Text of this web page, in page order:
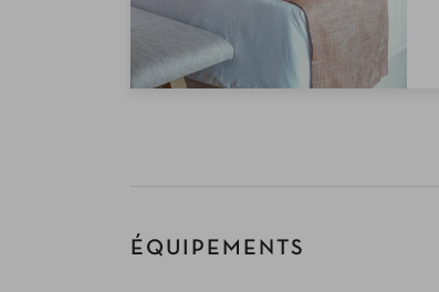
ÉQUIPEMENTS